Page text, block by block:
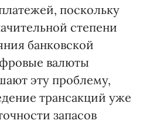
поскольку
степени
банковской
валюты
эту проблему,
трансакций уже
запасов